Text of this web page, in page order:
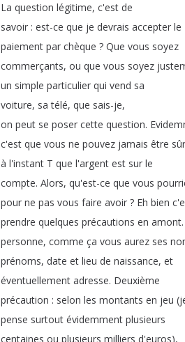
La question légitime, c'est de
savoir : est-ce que je devrais accepter le
paiement par chèque ? Que vous soyez
commerçants, ou que vous soyez
un simple particulier qui vend sa
voiture, sa télé, que sais-je,
on peut se poser cette question.
c'est que vous ne pouvez jamais être sûr
à l'instant T que l'argent est sur le
compte. Alors, qu'est-ce que vous
pour ne pas vous faire avoir ? Eh bien
prendre quelques précautions en amont.
personne, comme ça vous aurez ses
prénoms, date et lieu de naissance, et
éventuellement adresse. Deuxième
précaution : selon les montants en jeu (
pense surtout évidemment plusieurs
centaines ou plusieurs milliers d'euros),